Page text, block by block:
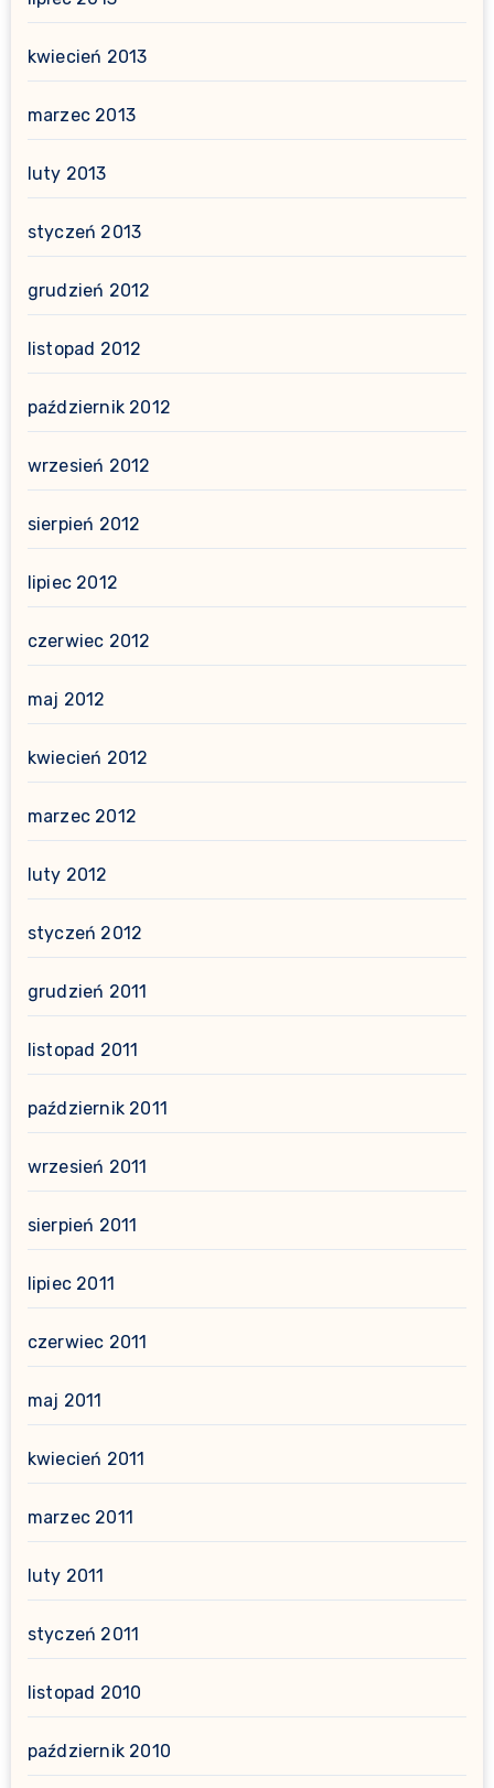
kwiecień 2013
marzec 2013
luty 2013
styczeń 2013
grudzień 2012
listopad 2012
październik 2012
wrzesień 2012
sierpień 2012
lipiec 2012
czerwiec 2012
maj 2012
kwiecień 2012
marzec 2012
luty 2012
styczeń 2012
grudzień 2011
listopad 2011
październik 2011
wrzesień 2011
sierpień 2011
lipiec 2011
czerwiec 2011
maj 2011
kwiecień 2011
marzec 2011
luty 2011
styczeń 2011
listopad 2010
październik 2010